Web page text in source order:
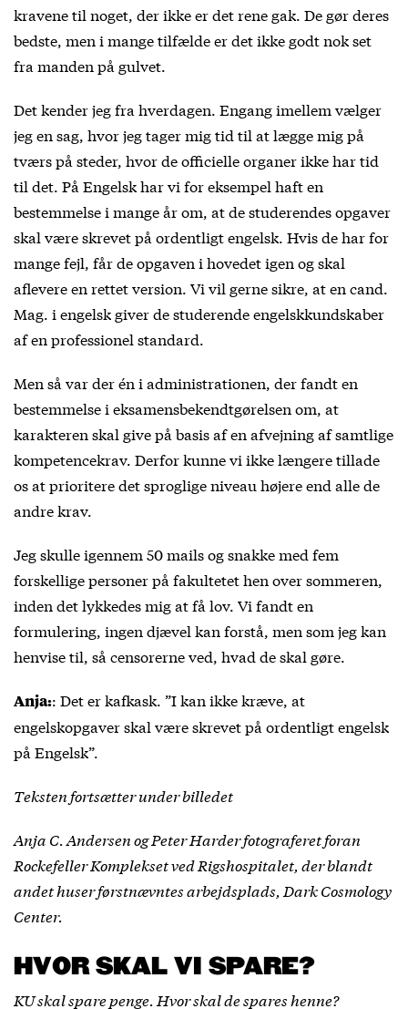
kravene til noget, der ikke er det rene gak. De gør deres
bedste, men i mange tilfælde er det ikke godt nok set
fra manden på gulvet.
Det kender jeg fra hverdagen. Engang imellem vælger
jeg en sag, hvor jeg tager mig tid til at lægge mig på
tværs på steder, hvor de officielle organer ikke har tid
til det. På Engelsk har vi for eksempel haft en
bestemmelse i mange år om, at de studerendes opgaver
skal være skrevet på ordentligt engelsk. Hvis de har for
mange fejl, får de opgaven i hovedet igen og skal
aflevere en rettet version. Vi vil gerne sikre, at en cand.
Mag. i engelsk giver de studerende engelskkundskaber
af en professionel standard.
Men så var der én i administrationen, der fandt en
bestemmelse i eksamensbekendtgørelsen om, at
karakteren skal give på basis af en afvejning af samtlige
kompetencekrav. Derfor kunne vi ikke længere tillade
os at prioritere det sproglige niveau højere end alle de
andre krav.
Jeg skulle igennem 50 mails og snakke med fem
forskellige personer på fakultetet hen over sommeren,
inden det lykkedes mig at få lov. Vi fandt en
formulering, ingen djævel kan forstå, men som jeg kan
henvise til, så censorerne ved, hvad de skal gøre.
Anja:: Det er kafkask. ”I kan ikke kræve, at
engelskopgaver skal være skrevet på ordentligt engelsk
på Engelsk”.
Teksten fortsætter under billedet
Anja C. Andersen og Peter Harder fotograferet foran
Rockefeller Komplekset ved Rigshospitalet, der blandt
andet huser førstnævntes arbejdsplads, Dark Cosmology
Center.
HVOR SKAL VI SPARE?
KU skal spare penge. Hvor skal de spares henne?